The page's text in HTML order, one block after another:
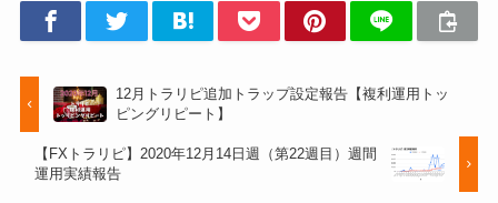
12月トラリピ追加トラップ設定報告【複利運用トッ
ピングリピート】
【FXトラリピ】2020年12月14日週（第22週目）週間
運用実績報告